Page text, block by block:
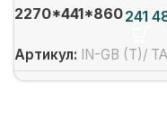
2270*441*860
Артикул: IN-GB (T)/